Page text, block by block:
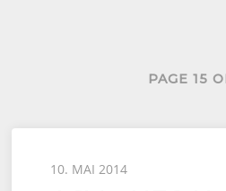
PAGE 15
Posted
10. MAI 2014